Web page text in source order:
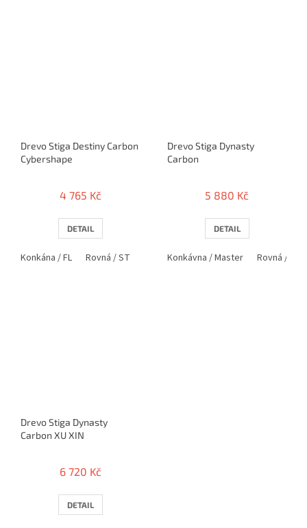
Drevo Stiga Destiny Carbon
Cybershape
4 765 Kč
DETAIL
Konkána / FL Rovná / ST Penholder / PEN
Drevo Stiga Dynasty
Carbon
5 880 Kč
DETAIL
Konkávna / Master Rovná /
Drevo Stiga Dynasty
Carbon XU XIN
6 720 Kč
DETAIL